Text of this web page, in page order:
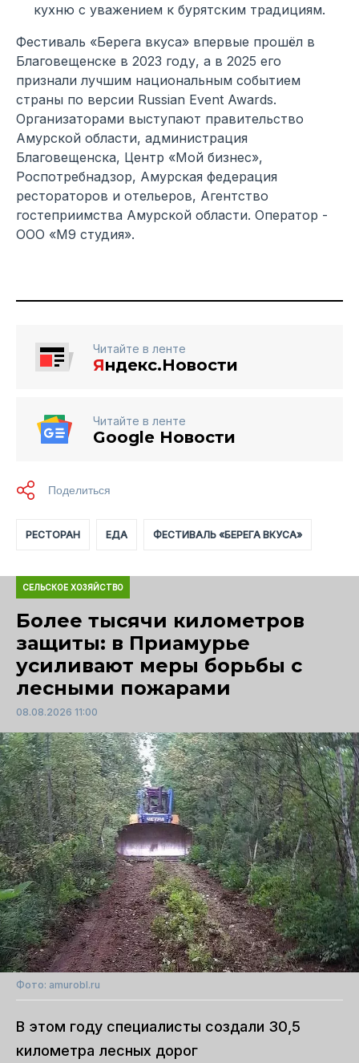
кухню с уважением к бурятским традициям.
Фестиваль «Берега вкуса» впервые прошёл в
Благовещенске в 2023 году, а в 2025 его
признали лучшим национальным событием
страны по версии Russian Event Awards.
Организаторами выступают правительство
Амурской области, администрация
Благовещенска, Центр «Мой бизнес»,
Роспотребнадзор, Амурская федерация
рестораторов и отельеров, Агентство
гостеприимства Амурской области. Оператор -
ООО «М9 студия».
Читайте в ленте
Яндекс.Новости
Читайте в ленте
Google Новости
РЕСТОРАН ЕДА ФЕСТИВАЛЬ «БЕРЕГА ВКУСА»
СЕЛЬСКОЕ ХОЗЯЙСТВО
Более тысячи километров
защиты: в Приамурье
усиливают меры борьбы с
лесными пожарами
08.08.2026 11:00
Фото: amurobl.ru
В этом году специалисты создали 30,5
километра лесных дорог